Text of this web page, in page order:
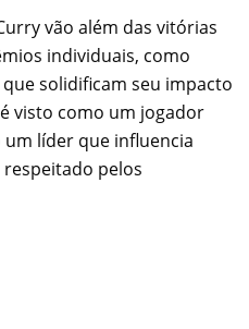
vão além das vitórias
individuais, como
solidificam seu impacto
visto como um jogador
líder que influencia
pelos